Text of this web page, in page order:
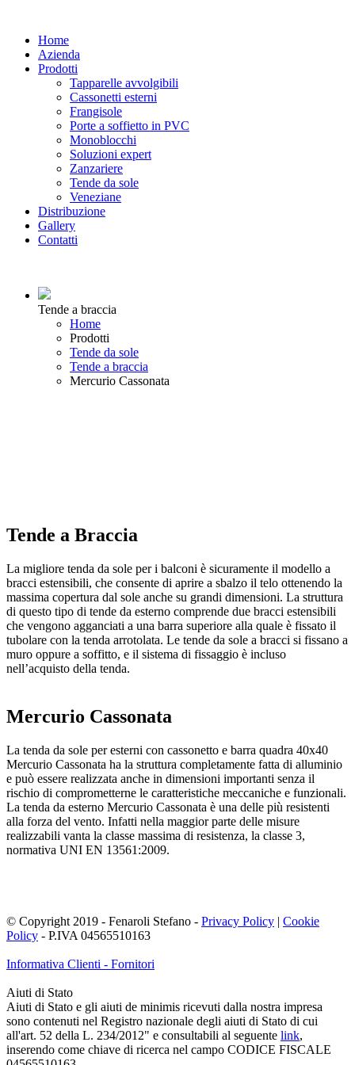
Home
Azienda
Prodotti
Tapparelle avvolgibili
Cassonetti esterni
Frangisole
Porte a soffietto in PVC
Monoblocchi
Soluzioni expert
Zanzariere
Tende da sole
Veneziane
Distribuzione
Gallery
Contatti
Tende a braccia
Home
Prodotti
Tende da sole
Tende a braccia
Mercurio Cassonata
Tende a Braccia
La migliore tenda da sole per i balconi è sicuramente il modello a
bracci estensibili, che consente di aprire a sbalzo il telo ottenendo la
massima copertura dal sole anche su grandi dimensioni. La struttura
di questo tipo di tende da esterno comprende due bracci estensibili
che vengono agganciati a una barra superiore alla quale è fissato il
tubolare con la tenda arrotolata. Le tende da sole a bracci si fissano a
muro oppure a soffitto, e il sistema di fissaggio è incluso
nell’acquisto della tenda.
Mercurio Cassonata
La tenda da sole per esterni con cassonetto e barra quadra 40x40
Mercurio Cassonata ha la struttura completamente fatta di alluminio
e può essere realizzata anche in dimensioni importanti senza il
rischio di comprometterne le caratteristiche meccaniche e funzionali.
La tenda da esterno Mercurio Cassonata è una delle più resistenti
alla forza del vento. Infatti nella maggior parte delle misure
realizzabili vanta la classe massima di resistenza, la classe 3,
normativa UNI EN 13561:2009.
© Copyright 2019 - Fenaroli Stefano - Privacy Policy | Cookie
Policy - P.IVA 04565510163
Informativa Clienti - Fornitori
Aiuti di Stato
Aiuti di Stato e gli aiuti de minimis ricevuti dalla nostra impresa
sono contenuti nel Registro nazionale degli aiuti di Stato di cui
all'art. 52 della L. 234/2012" e consultabili al seguente link,
inserendo come chiave di ricerca nel campo CODICE FISCALE